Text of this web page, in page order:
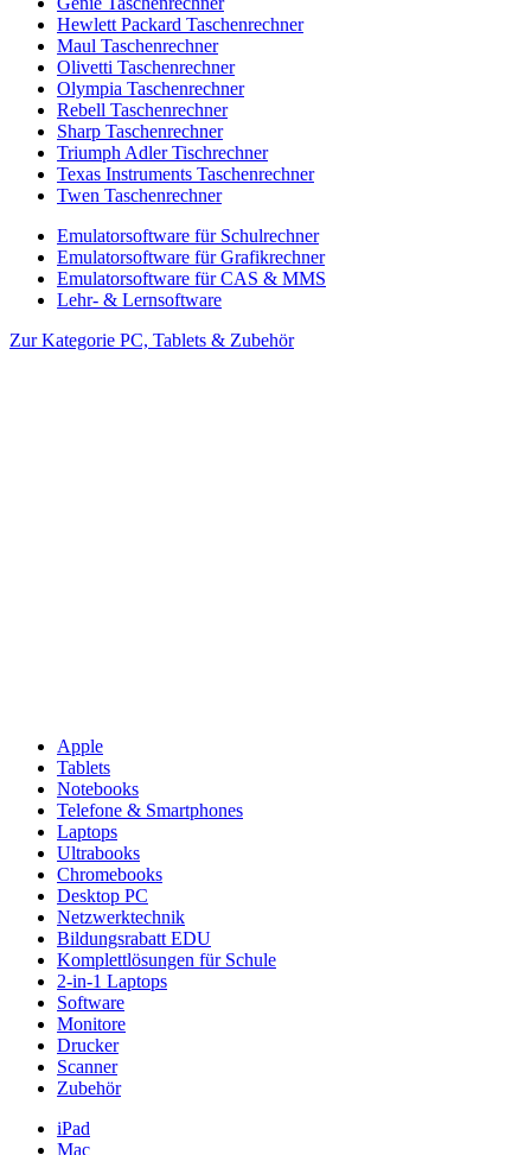
Hewlett Packard Taschenrechner
Maul Taschenrechner
Olivetti Taschenrechner
Olympia Taschenrechner
Rebell Taschenrechner
Sharp Taschenrechner
Triumph Adler Tischrechner
Texas Instruments Taschenrechner
Twen Taschenrechner
Emulatorsoftware für Schulrechner
Emulatorsoftware für Grafikrechner
Emulatorsoftware für CAS & MMS
Lehr- & Lernsoftware
Zur Kategorie PC, Tablets & Zubehör
Apple
Tablets
Notebooks
Telefone & Smartphones
Laptops
Ultrabooks
Chromebooks
Desktop PC
Netzwerktechnik
Bildungsrabatt EDU
Komplettlösungen für Schule
2-in-1 Laptops
Software
Monitore
Drucker
Scanner
Zubehör
iPad
Mac